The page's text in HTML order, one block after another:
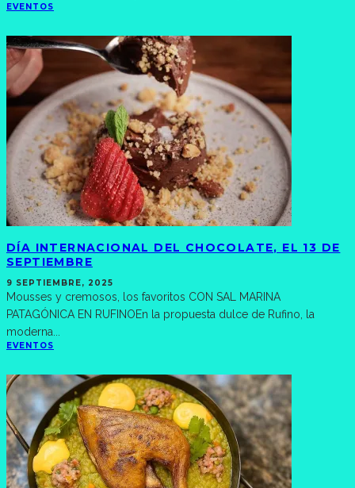
EVENTOS
DÍA INTERNACIONAL DEL CHOCOLATE, EL 13 DE
SEPTIEMBRE
9 SEPTIEMBRE, 2025
Mousses y cremosos, los favoritos CON SAL MARINA
PATAGÓNICA EN RUFINOEn la propuesta dulce de Rufino, la
moderna
EVENTOS